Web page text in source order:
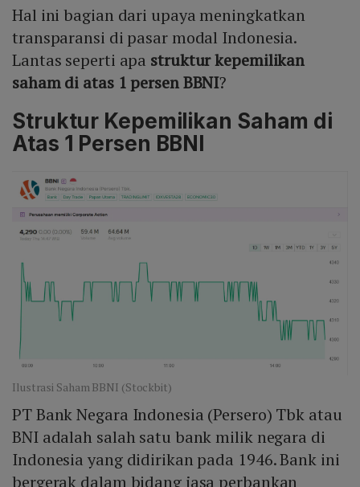
modal, memperkuat kepercayaan, integritas, serta
memastikan perdagangan yang teratur, wajar, dan
efisien sesuai dengan Global Best Practice.
Hal ini bagian dari upaya meningkatkan
transparansi di pasar modal Indonesia.
Lantas seperti apa struktur kepemilikan
saham di atas 1 persen BBNI?
Struktur Kepemilikan Saham di
Atas 1 Persen BBNI
Ilustrasi Saham BBNI (Stockbit)
PT Bank Negara Indonesia (Persero) Tbk atau
BNI adalah salah satu bank milik negara di
Indonesia yang didirikan pada 1946. Bank ini
bergerak dalam bidang jasa perbankan